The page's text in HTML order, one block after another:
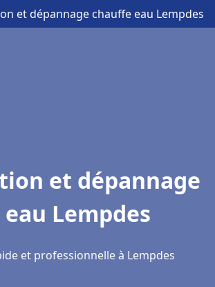
et dépannage chauffe eau Lempdes
et dépannage
Lempdes
et professionnelle à Lempdes